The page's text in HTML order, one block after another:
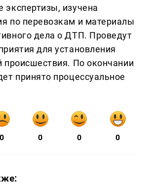
экспертизы, изучена
по перевозкам и материалы
дела о ДТП. Проведут
для установления
происшествия. По окончании
принято процессуальное
0 0 0 0